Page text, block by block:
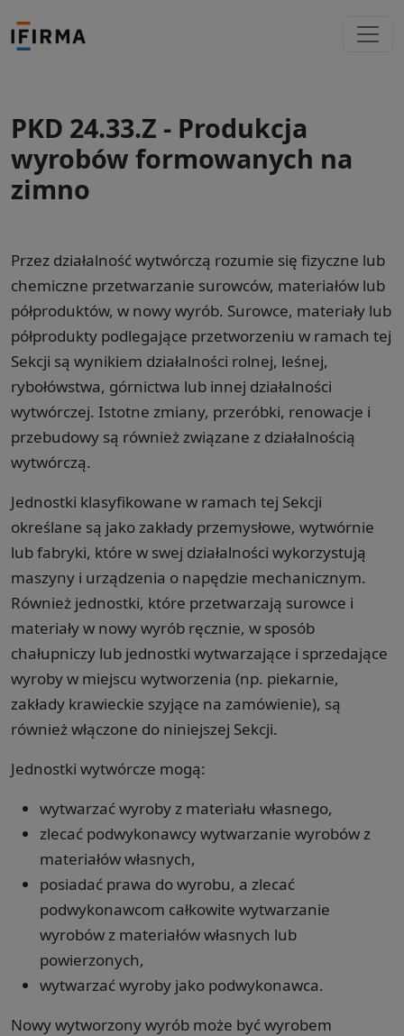
PKD 24.33.Z - Produkcja
wyrobów formowanych na
zimno
Przez działalność wytwórczą rozumie się fizyczne lub
chemiczne przetwarzanie surowców, materiałów lub
półproduktów, w nowy wyrób. Surowce, materiały lub
półprodukty podlegające przetworzeniu w ramach tej
Sekcji są wynikiem działalności rolnej, leśnej,
rybołówstwa, górnictwa lub innej działalności
wytwórczej. Istotne zmiany, przeróbki, renowacje i
przebudowy są również związane z działalnością
wytwórczą.
Jednostki klasyfikowane w ramach tej Sekcji
określane są jako zakłady przemysłowe, wytwórnie
lub fabryki, które w swej działalności wykorzystują
maszyny i urządzenia o napędzie mechanicznym.
Również jednostki, które przetwarzają surowce i
materiały w nowy wyrób ręcznie, w sposób
chałupniczy lub jednostki wytwarzające i sprzedające
wyroby w miejscu wytworzenia (np. piekarnie,
zakłady krawieckie szyjące na zamówienie), są
również włączone do niniejszej Sekcji.
Jednostki wytwórcze mogą:
wytwarzać wyroby z materiału własnego,
zlecać podwykonawcy wytwarzanie wyrobów z
materiałów własnych,
posiadać prawa do wyrobu, a zlecać
podwykonawcom całkowite wytwarzanie
wyrobów z materiałów własnych lub
powierzonych,
wytwarzać wyroby jako podwykonawca.
Nowy wytworzony wyrób może być wyrobem